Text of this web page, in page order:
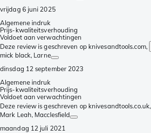
vrijdag 6 juni 2025
Algemene indruk
Prijs-kwaliteitsverhouding
Voldoet aan verwachtingen
Deze review is geschreven op knivesandtools.com,
mick black, Larne
dinsdag 12 september 2023
Algemene indruk
Prijs-kwaliteitsverhouding
Voldoet aan verwachtingen
Deze review is geschreven op knivesandtools.co.uk,
Mark Leah, Macclesfield
maandag 12 juli 2021